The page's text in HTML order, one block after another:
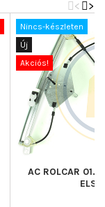
>
<
Nincs-készleten
Új
Akciós!
AC ROLCAR